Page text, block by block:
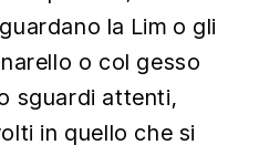
la Lim o gli
o col gesso
sguardi attenti,
in quello che si